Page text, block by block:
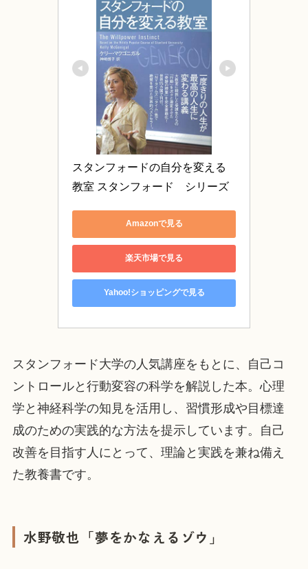
スタンフォードの自分を変える
教室 スタンフォード　シリーズ
Amazonで見る
楽天市場で見る
Yahoo!ショッピングで見る
スタンフォード大学の人気講座をもとに、自己コ
ントロールと行動変容の科学を解説した本。心理
学と神経科学の知見を活用し、習慣形成や目標達
成のための実践的な方法を提示しています。自己
改善を目指す人にとって、理論と実践を兼ね備え
た教養書です。
水野敬也「夢をかなえるゾウ」